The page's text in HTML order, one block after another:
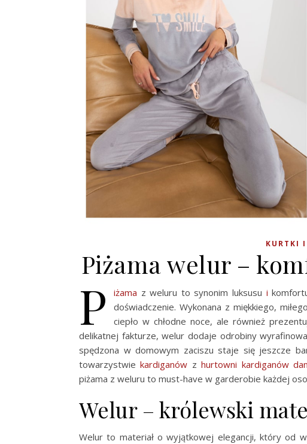
KURTKI I
Piżama welur –
P iżama z weluru to synonim luksusu i
doświadczenie. Wykonana z miękkiego,
ciepło w chłodne noce, ale również
delikatnej fakturze, welur dodaje odrobiny
spędzona w domowym zaciszu staje się jeszcze
towarzystwiekardiganów zhurtowni kardiganów
piżama z weluru to must-have w garderobie każdej
Welur – królewski
Welur to materiał o wyjątkowej elegancji, który od